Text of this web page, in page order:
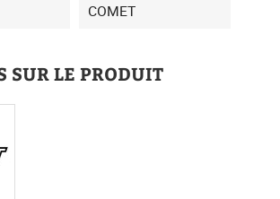
COMET
SUR LE PRODUIT